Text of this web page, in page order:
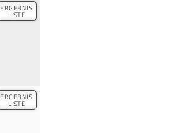
ERGEBNIS
LISTE
ERGEBNIS
LISTE